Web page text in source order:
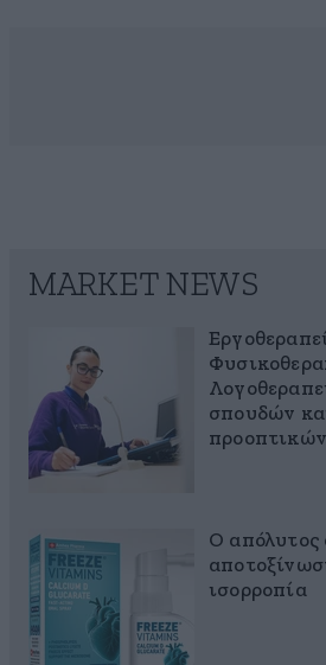
MARKET NEWS
σπουδών
προοπτικών
Ο απόλυτος
ισορροπία